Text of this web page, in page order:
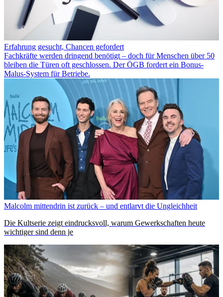
Erfahrung gesucht, Chancen gefordert
Fachkräfte werden dringend benötigt – doch für Menschen über 50
bleiben die Türen oft geschlossen. Der ÖGB fordert ein Bonus-
Malus-System für Betriebe.
Malcolm mittendrin ist zurück – und entlarvt die Ungleichheit
Die Kultserie zeigt eindrucksvoll, warum Gewerkschaften heute
wichtigersind denn je